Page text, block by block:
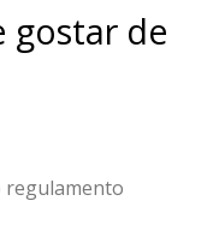
gostar de